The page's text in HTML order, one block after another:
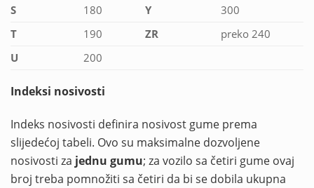
S
180 Y
300
T
190 ZR
preko 240
U
200
Indeksi nosivosti
Indeks nosivosti definira nosivost gume prema
slijedećoj tabeli. Ovo su maksimalne dozvoljene
nosivosti za jednu gumu; za vozilo sa četiri gume ovaj
broj treba pomnožiti sa četiri da bi se dobila ukupna